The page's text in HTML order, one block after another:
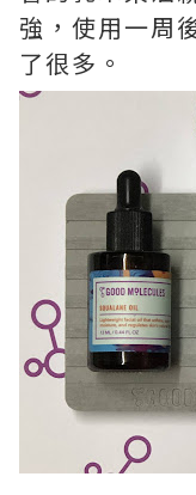
強，使用一周
了很多。